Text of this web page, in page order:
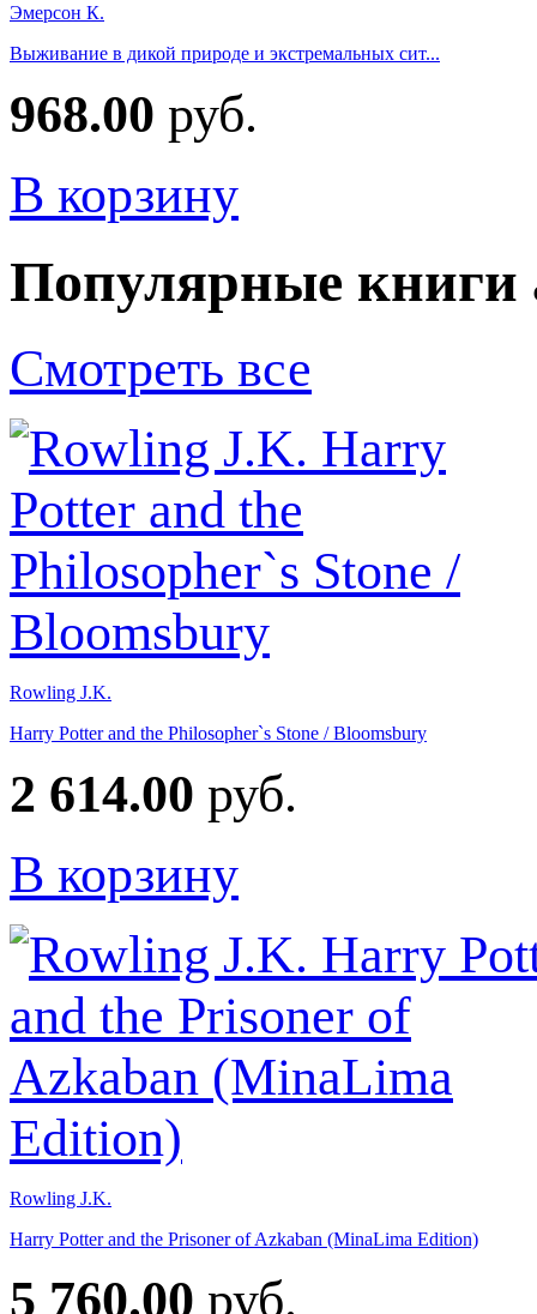
Эмерсон К.
Выживание в дикой природе и экстремальных сит...
968.00 руб.
В корзину
Популярные книги
Смотреть все
Rowling J.K.
Harry Potter and the Philosopher`s Stone / Bloomsbury
2 614.00 руб.
В корзину
Rowling J.K.
Harry Potter and the Prisoner of Azkaban (MinaLima Edition)
5 760.00 руб.